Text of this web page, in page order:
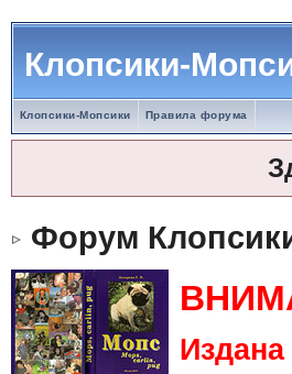
Клопсики-
Клопсики-Мопсики Правила форума
Форум